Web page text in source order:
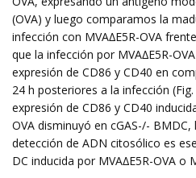
(OVA) y luego comparamos la
infección con MVA∆E5R-OVA
que la infección por MVA∆E5R-
expresión de CD86 y CD40 en
24 h posteriores a la infección
expresión de CD86 y CD40
OVA disminuyó en cGAS-/-
detección de ADN citosólico es
DC inducida por MVA∆E5R-OVA o